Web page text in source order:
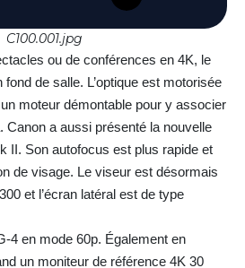
C100.001.jpg
ou de conférences en 4K, le
de salle. L’optique est motorisée
moteur démontable pour y associer
a aussi présenté la nouvelle
II. Son autofocus est plus rapide et
de visage. Le viseur est désormais
et l’écran latéral est de type
4 en mode 60p. Également en
un moniteur de référence 4K 30